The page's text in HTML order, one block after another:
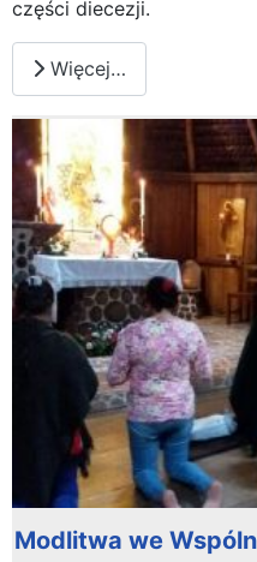
części diecezji.
Więcej…
Modlitwa we